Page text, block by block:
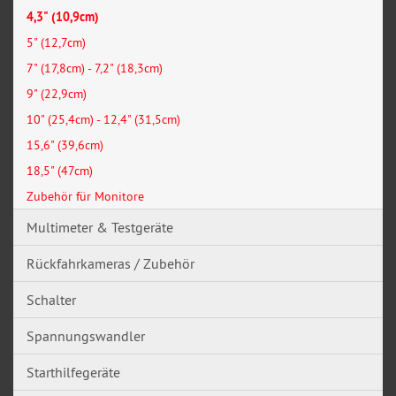
4,3" (10,9cm)
5" (12,7cm)
7" (17,8cm) - 7,2" (18,3cm)
9" (22,9cm)
10" (25,4cm) - 12,4" (31,5cm)
15,6" (39,6cm)
18,5" (47cm)
Zubehör für Monitore
Multimeter & Testgeräte
Rückfahrkameras / Zubehör
Schalter
Spannungswandler
Starthilfegeräte